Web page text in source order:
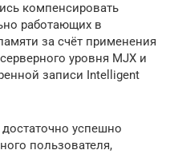
компенсировать
работающих в
за счёт применения
уровня MJX и
записи Intelligent
успешно
пользователя,